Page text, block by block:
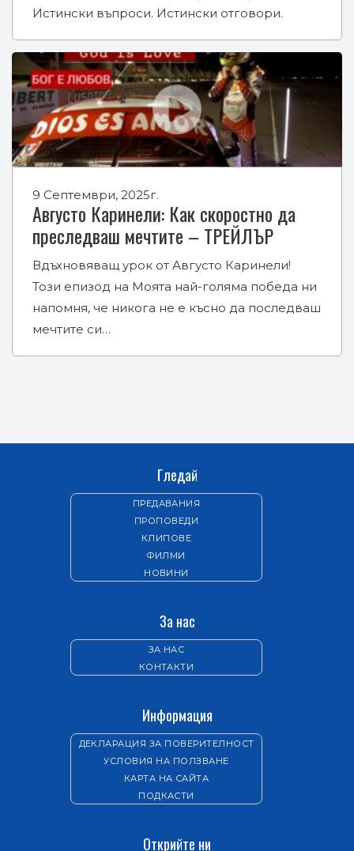
Истински въпроси. Истински отговори.
9 Септември, 2025г.
Августо Каринели: Как скоростно да
преследваш мечтите – ТРЕЙЛЪР
Вдъхновяващ урок от Августо Каринели!
Този епизод на Моята най-голяма победа ни
напомня, че никога не е късно да последваш
мечтите си…
Гледай
ПРЕДАВАНИЯ
ПРОПОВЕДИ
КЛИПОВЕ
ФИЛМИ
НОВИНИ
За нас
ЗА НАС
КОНТАКТИ
Информация
ДЕКЛАРАЦИЯ ЗА ПОВЕРИТЕЛНОСТ
УСЛОВИЯ НА ПОЛЗВАНЕ
КАРТА НА САЙТА
ПОДКАСТИ
Открийте ни